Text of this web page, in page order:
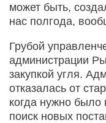
может быть,
нас полгода,
Грубой
администрации
закупкой угля.
отказалась от
когда нужно было
поиск новых